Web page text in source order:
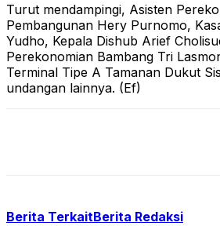
Turut mendampingi, Asisten
Pembangunan Hery Purnomo,
Yudho, Kepala Dishub Arief
Perekonomian Bambang Tri
Terminal Tipe A Tamanan Dukut
undangan lainnya. (Ef)
Berita TerkaitBerita Redaksi